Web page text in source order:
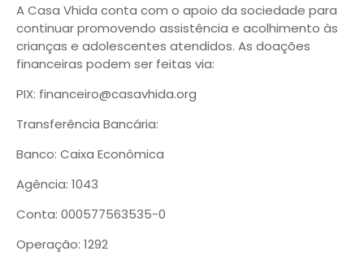
A Casa Vhida conta com o apoio da sociedade para
continuar promovendo assistência e acolhimento às
crianças e adolescentes atendidos. As doações
financeiras podem ser feitas via:
PIX: financeiro@casavhida.org
Transferência Bancária:
Banco: Caixa Econômica
Agência: 1043
Conta: 000577563535-0
Operação: 1292